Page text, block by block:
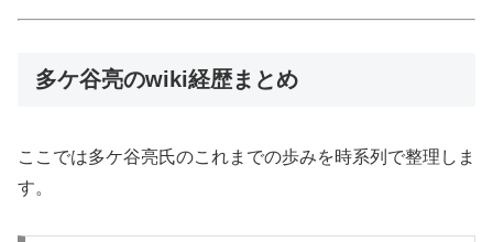
多ケ谷亮のwiki経歴まとめ
ここでは多ケ谷亮氏のこれまでの歩みを時系列で整理しま
す。